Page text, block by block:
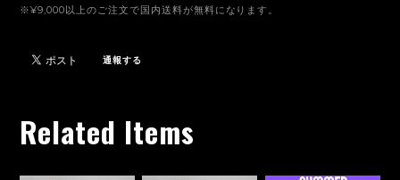
※¥9,000以上のご注文で国内送料が無料になります。
通報する
Related Items